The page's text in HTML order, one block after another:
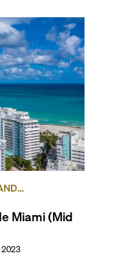
Miami (Mid
2023